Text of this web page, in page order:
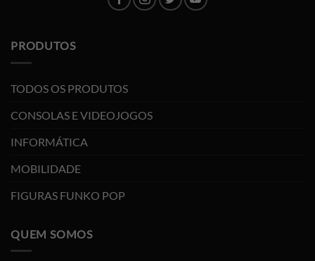
PRODUTOS
TODOS OS PRODUTOS
CONSOLAS E VIDEOJOGOS
INFORMÁTICA
MOBILIDADE
FIGURAS FUNKO POP
QUEM SOMOS